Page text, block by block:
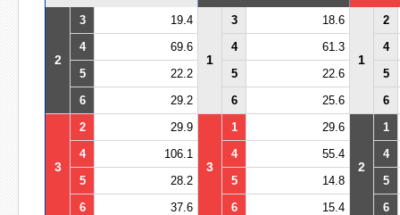
2
3 19.4
1
3 18.6
1
2
4
69.6 4 61.3
4
5
22.2 5 22.6
5
6
29.2 6 25.6 6
3
2 29.9
3
1 29.6
2
1
4
106.1 4 55.4
4
5
28.2 5 14.8
5
6
37.6 6 15.4 6